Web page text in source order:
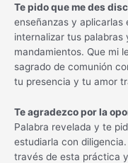
Te pido que me des
enseñanzas y aplicarlas
internalizar tus
mandamientos. Que mi
sagrado de comunión
tu presencia y tu amor
Te agradezco por la
Palabra revelada y te
estudiarla con
través de esta práctica